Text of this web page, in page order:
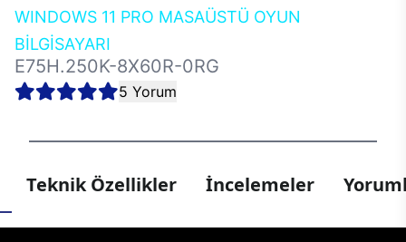
WINDOWS 11 PRO MASAÜSTÜ OYUN
BİLGİSAYARI
E75H.250K-8X60R-0RG
5 Yorum
Teknik Özellikler İncelemeler